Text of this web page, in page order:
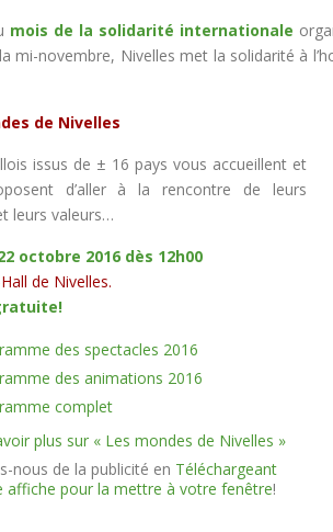
mois de la solidarité internationale
novembre, Nivelles met la solidarité à
de Nivelles
issus de ± 16 pays vous accueillent et
d’aller à la rencontre de leurs
leurs valeurs…
octobre 2016 dès 12h00
de Nivelles.
des spectacles 2016
des animations 2016
complet
plus sur « Les mondes de Nivelles »
nous de la publicité en Téléchargeant
affiche pour la mettre à votre fenêtre!